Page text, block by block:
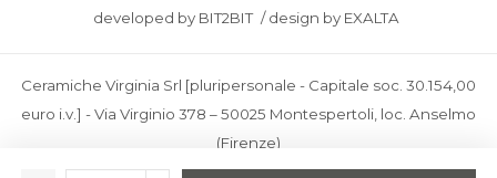
developed by BIT2BIT /design by EXALTA
Ceramiche Virginia Srl [pluripersonale - Capitale soc. 30.154,00
euro i.v.] - Via Virginio 378 – 50025 Montespertoli, loc. Anselmo
(Firenze)
C.F. e P.IVA: IT00436100481 - REA: FI-227733 - PEC: